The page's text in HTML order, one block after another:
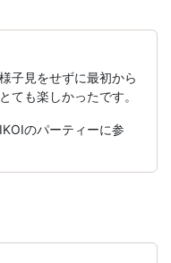
子見をせずに最初から
ても楽しかったです。
のパーティーに参